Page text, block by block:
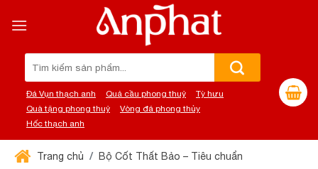
đến
Đá Vụn thạch anh Quả cầu phong thuỷ
Tỳ hưu
Quà tặng phong thuỷ
Vòng đá phong thủy
Hốc thạch anh
Trang chủ Bộ Cốt Thất Bảo – Tiêu chuẩn